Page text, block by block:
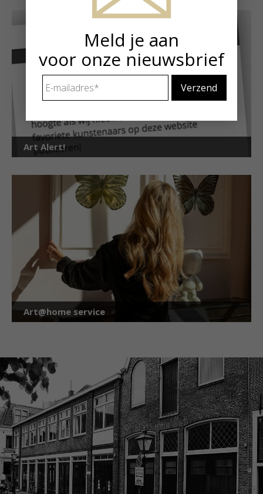
Art Alert!
Art@home service
Meld je aan
voor onze nieuwsbrief
mailadres *